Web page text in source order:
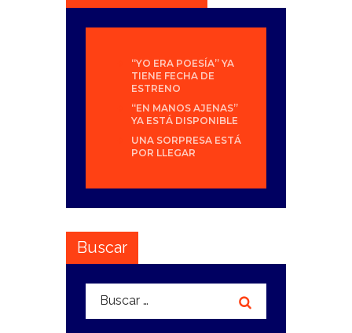
“YO ERA POESÍA” YA
TIENE FECHA DE
ESTRENO
“EN MANOS AJENAS”
YA ESTÁ DISPONIBLE
UNA SORPRESA ESTÁ
POR LLEGAR
Buscar
Buscar: